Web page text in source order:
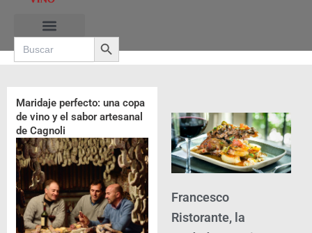
contenido
Search
for:
Search Button
Maridaje perfecto: una copa
de vino y el sabor artesanal
de Cagnoli
Francesco
Ristorante, la